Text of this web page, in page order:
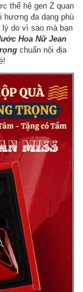
thế hệ gen Z quan
hương đa dạng phù
do vì sao mà bạn
Hoa Nữ Jean
chuẩn nội địa